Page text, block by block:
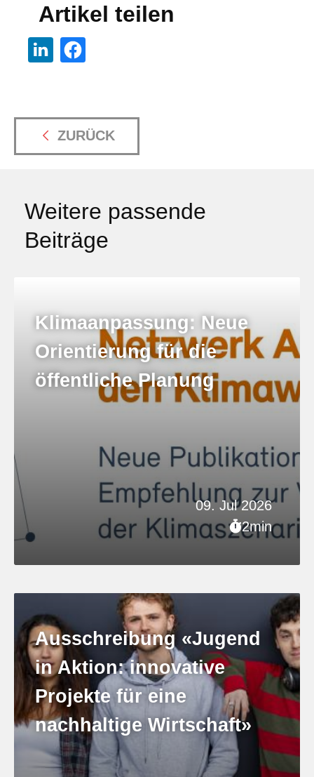
Artikel teilen
ZURÜCK
Weitere passende
Beiträge
09. Jul 2026
2min
Klimaanpassung: Neue
Orientierung für die
öffentliche Planung
Ausschreibung «Jugend
in Aktion: innovative
Projekte für eine
nachhaltige Wirtschaft»